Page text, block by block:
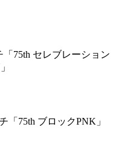
75th セレブレーション
「75th ブロックPNK」